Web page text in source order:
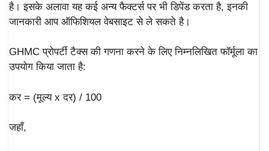
है। इसके अलावा यह कई अन्य फैक्टर्स पर भी डिपेंड करता है, इनकी
जानकारी आप ऑफिशियल वेबसाइट से ले सकते है।
GHMC प्रोपर्टी टैक्स की गणना करने के लिए निम्नलिखित फॉर्मूला का
उपयोग किया जाता है:
कर = (मूल्य x दर) / 100
जहाँ,